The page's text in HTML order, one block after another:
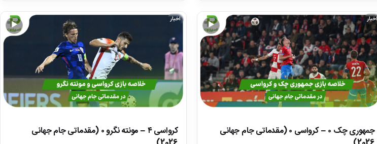
▶
اخبار
جمهوری چک ۰ – کرواسی ۰ (مقدماتی جام جهانی
▶
اخبار
کرواسی ۴ – مونته نگرو ۰ (مقدماتی جام جهانی